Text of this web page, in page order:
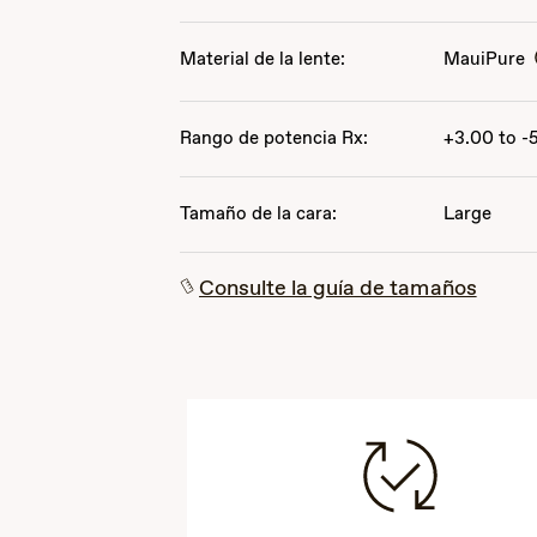
Material de la lente: MauiPure
Rango de potencia Rx: +3.00 to -
Tamaño de la cara: Large
Consulte la guía de tamaños